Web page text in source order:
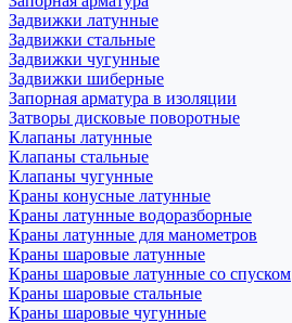
Задвижки латунные
Задвижки стальные
Задвижки чугунные
Задвижки шиберные
Запорная арматура в изоляции
Затворы дисковые поворотные
Клапаны латунные
Клапаны стальные
Клапаны чугунные
Краны конусные латунные
Краны латунные водоразборные
Краны латунные для манометров
Краны шаровые латунные
Краны шаровые латунные со спуском
Краны шаровые стальные
Краны шаровые чугунные